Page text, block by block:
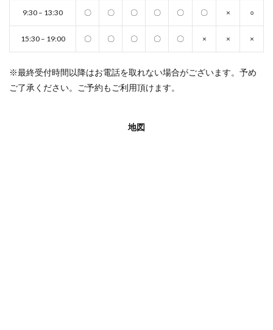
9:30 – 13:30 〇 〇 〇 〇 〇 〇 × ○
15:30 – 19:00 〇 〇 〇 〇 〇 × × ×
※最終受付時間以降はお電話を取れない場合がございます。予め
ご了承ください。ご予約もご利用頂けます。
地図